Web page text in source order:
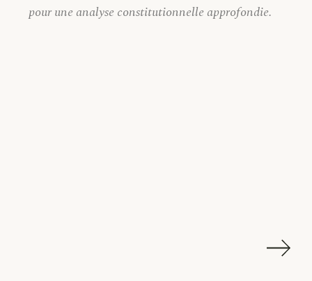
pour une analyse constitutionnelle approfondie.